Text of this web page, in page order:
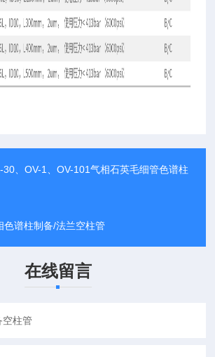
30、OV-1、OV-101气相石英毛细管色谱柱
色谱柱制备/法兰空柱管
在线留言